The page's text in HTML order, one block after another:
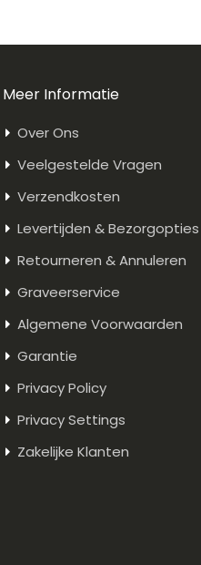
Meer Informatie
Over Ons
Veelgestelde Vragen
Verzendkosten
Levertijden & Bezorgopties
Retourneren & Annuleren
Graveerservice
Algemene Voorwaarden
Garantie
Privacy Policy
Privacy Settings
Zakelijke Klanten